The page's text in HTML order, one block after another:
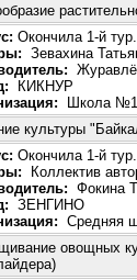
Окончила 1-й
Зевахина
КИКНУР
Школа №1
культуры
Окончила 1-й
Коллектив
Фокина
ЗЕНГИНО
Средняя
овощных